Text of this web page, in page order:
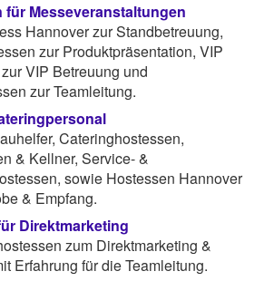
für Messeveranstaltungen
Hannover zur Standbetreuung,
zur Produktpräsentation, VIP
VIP Betreuung und
zur Teamleitung.
Cateringhostessen,
& Kellner, Service- &
sowie Hostessen Hannover
& Empfang.
Direktmarketing
zum Direktmarketing &
Erfahrung für die Teamleitung.